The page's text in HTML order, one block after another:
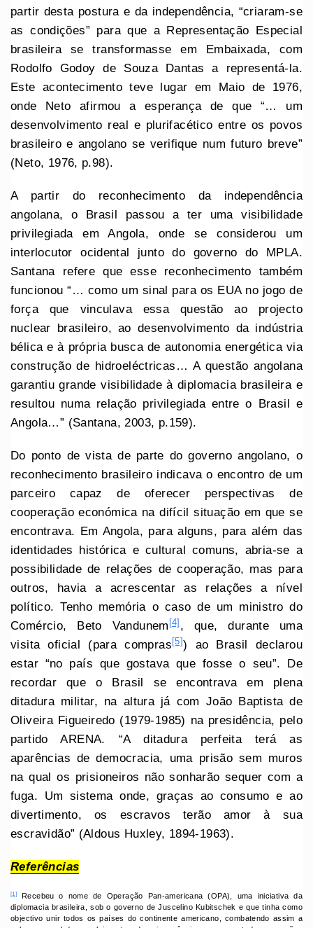
partir desta postura e da independência, “criaram-se
as condições” para que a Representação Especial
brasileira se transformasse em Embaixada, com
Rodolfo Godoy de Souza Dantas a representá-la.
Este acontecimento teve lugar em Maio de 1976,
onde Neto afirmou a esperança de que “… um
desenvolvimento real e plurifacético entre os povos
brasileiro e angolano se verifique num futuro breve”
(Neto, 1976, p.98).
A partir do reconhecimento da independência
angolana, o Brasil passou a ter uma visibilidade
privilegiada em Angola, onde se considerou um
interlocutor ocidental junto do governo do MPLA.
Santana refere que esse reconhecimento também
funcionou “… como um sinal para os EUA no jogo de
força que vinculava essa questão ao projecto
nuclear brasileiro, ao desenvolvimento da indústria
bélica e à própria busca de autonomia energética via
construção de hidroeléctricas… A questão angolana
garantiu grande visibilidade à diplomacia brasileira e
resultou numa relação privilegiada entre o Brasil e
Angola…” (Santana, 2003, p.159).
Do ponto de vista de parte do governo angolano, o
reconhecimento brasileiro indicava o encontro de um
parceiro capaz de oferecer perspectivas de
cooperação económica na difícil situação em que se
encontrava. Em Angola, para alguns, para além das
identidades histórica e cultural comuns, abria-se a
possibilidade de relações de cooperação, mas para
outros, havia a acrescentar as relações a nível
político. Tenho memória o caso de um ministro do
Comércio, Beto Vandunem [4], que, durante uma
visita oficial (para compras[5]) ao Brasil declarou
estar “no país que gostava que fosse o seu”. De
recordar que o Brasil se encontrava em plena
ditadura militar, na altura já com João Baptista de
Oliveira Figueiredo (1979-1985) na presidência, pelo
partido ARENA. “A ditadura perfeita terá as
aparências de democracia, uma prisão sem muros
na qual os prisioneiros não sonharão sequer com a
fuga. Um sistema onde, graças ao consumo e ao
divertimento, os escravos terão amor à sua
escravidão” (Aldous Huxley, 1894-1963).
Referências
[1]Recebeu o nome de Operação Pan-americana (OPA), uma iniciativa da
diplomacia brasileira, sob o governo de Juscelino Kubitschek e que tinha como
objectivo unir todos os países do continente americano, combatendo assim a